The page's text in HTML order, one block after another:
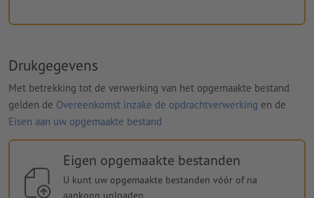
Drukgegevens
Met betrekking tot de verwerking van het opgemaakte bestand
gelden de Overeenkomst inzake de opdrachtverwerking en de
Eisen aan uw opgemaakte bestand
Eigen opgemaakte bestanden
U kunt uw opgemaakte bestanden vóór of na
aankoop uploaden.